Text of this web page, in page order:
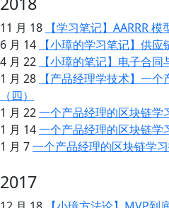
11 月 18
【学习笔记】AARRR 模
6 月 14
【小璋的学习笔记】供
4 月 22
【小璋的笔记】电子合
1 月 28
【产品经理学技术】一
（四）
1 月 22一个产品经理的区块链学
1 月 14一个产品经理的区块链学
1 月 7一个产品经理的区块链学习
2017